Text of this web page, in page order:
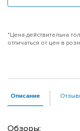
*Цена действительна
отличаться от цен в
Описание
Обзоры: